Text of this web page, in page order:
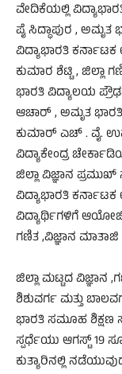
ವೇದಿಕೆಯಲ್ಲಿ
ಪೈ ಸಿದ್ಧಾಪುರ , ಅಮೃತ
ವಿದ್ಯಾಭಾರತಿ
ಕುಮಾರ ಶೆಟ್ಟಿ , ಜಿಲ್ಲಾ
ಭಾರತಿ ವಿದ್ಯಾಲಯ
ಆಚಾರ್ , ಅಮೃತ ಭಾರತಿ
ಕುಮಾರ್ ಎಚ್ . ವೈ.
ವಿದ್ಯಾಕೇಂದ್ರ
ಜಿಲ್ಲಾ ವಿಜ್ಞಾನ
ವಿದ್ಯಾಭಾರತಿ
ವಿದ್ಯಾರ್ಥಿಗಳಿಗೆ
ಗಣಿತ ,ವಿಜ್ಞಾನ
ಜಿಲ್ಲಾ ಮಟ್ಟದ ವಿಜ್ಞಾನ
ಶಿಶುವರ್ಗ ಮತ್ತು
ಭಾರತಿ ಸಮೂಹ ಶಿಕ್ಷಣ
ಸ್ಪರ್ಧೆಯು ಆಗಸ್ಟ್ 19
ಕುತ್ಯಾರಿನಲ್ಲಿ